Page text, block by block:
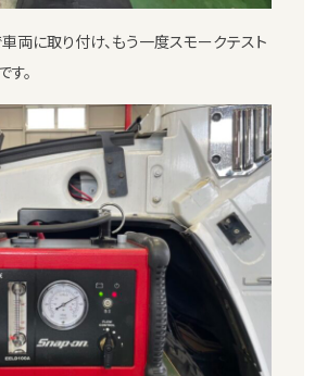
両に取り付け、もう一度スモークテスト
。